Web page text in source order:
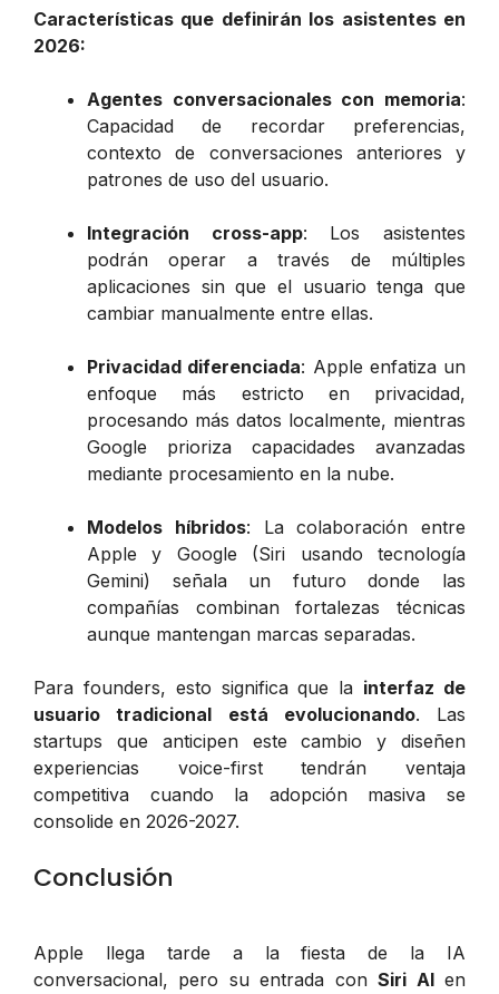
Características que definirán los asistentes en
2026:
Agentes conversacionales con memoria:
Capacidad de recordar preferencias,
contexto de conversaciones anteriores y
patrones de uso del usuario.
Integración cross-app: Los asistentes
podrán operar a través de múltiples
aplicaciones sin que el usuario tenga que
cambiar manualmente entre ellas.
Privacidad diferenciada: Apple enfatiza un
enfoque más estricto en privacidad,
procesando más datos localmente, mientras
Google prioriza capacidades avanzadas
mediante procesamiento en la nube.
Modelos híbridos: La colaboración entre
Apple y Google (Siri usando tecnología
Gemini) señala un futuro donde las
compañías combinan fortalezas técnicas
aunque mantengan marcas separadas.
Para founders, esto significa que la interfaz de
usuario tradicional está evolucionando. Las
startups que anticipen este cambio y diseñen
experiencias voice-first tendrán ventaja
competitiva cuando la adopción masiva se
consolide en 2026-2027.
Conclusión
Apple llega tarde a la fiesta de la IA
conversacional, pero su entrada conSiri AIen